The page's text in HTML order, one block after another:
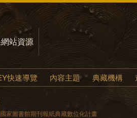
站資源
快速導覽 內容主題 典藏機構
國家圖書館期刊報紙典藏數位化計畫